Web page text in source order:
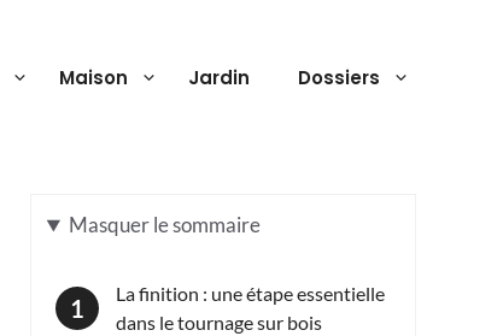
Maison Jardin Dossiers
Masquerle sommaire
La finition : une étape essentielle
dans le tournage sur bois